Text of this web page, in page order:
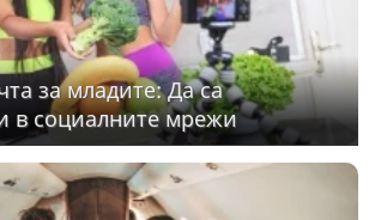
за младите: Да са
в социалните мрежи